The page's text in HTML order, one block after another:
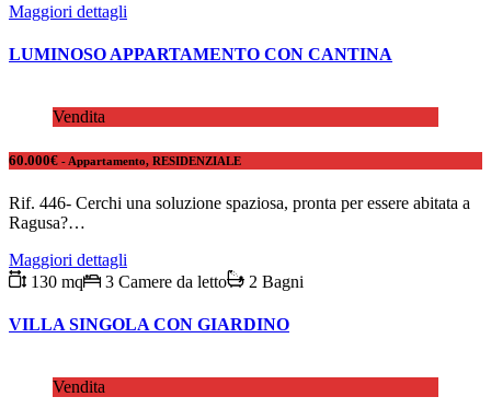
Maggiori dettagli
LUMINOSO APPARTAMENTO CON CANTINA
Vendita
60.000€ - Appartamento, RESIDENZIALE
Rif. 446- Cerchi una soluzione spaziosa, pronta per essere abitata a
Ragusa?…
Maggiori dettagli
130 mq
3 Camere da letto 2 Bagni
VILLA SINGOLA CON GIARDINO
Vendita